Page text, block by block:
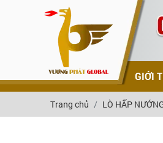
TRANG CHỦ GIỚI
Trang chủ LÒ HẤP